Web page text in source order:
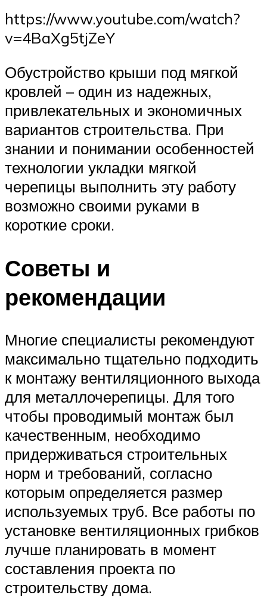
https://www.youtube.com/watch?
v=4BaXg5tjZeY
Обустройство крыши под мягкой
кровлей – один из надежных,
привлекательных и экономичных
вариантов строительства. При
знании и понимании особенностей
технологии укладки мягкой
черепицы выполнить эту работу
возможно своими руками в
короткие сроки.
Советы и
рекомендации
Многие специалисты рекомендуют
максимально тщательно подходить
к монтажу вентиляционного выхода
для металлочерепицы. Для того
чтобы проводимый монтаж был
качественным, необходимо
придерживаться строительных
норм и требований, согласно
которым определяется размер
используемых труб. Все работы по
установке вентиляционных грибков
лучше планировать в момент
составления проекта по
строительству дома.